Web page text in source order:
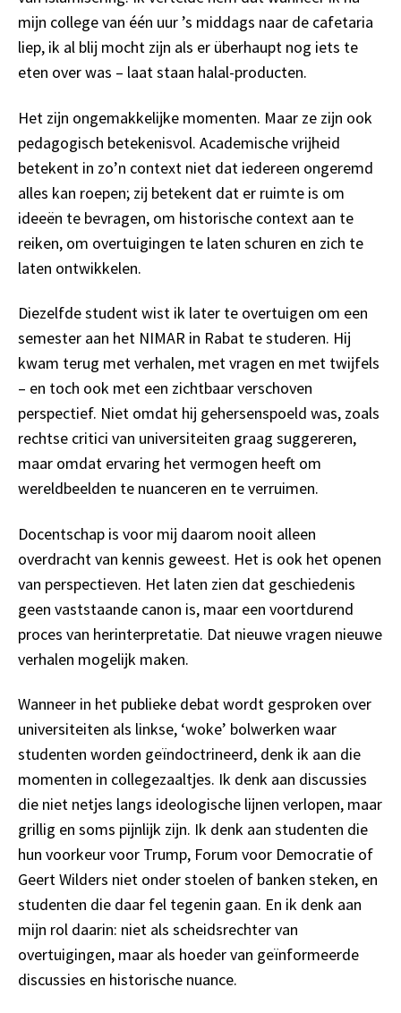
mijn college van één uur ’s middags naar de cafetaria
liep, ik al blij mocht zijn als er überhaupt nog iets te
eten over was – laat staan halal-producten.
Het zijn ongemakkelijke momenten. Maar ze zijn ook
pedagogisch betekenisvol. Academische vrijheid
betekent in zo’n context niet dat iedereen ongeremd
alles kan roepen; zij betekent dat er ruimte is om
ideeën te bevragen, om historische context aan te
reiken, om overtuigingen te laten schuren en zich te
laten ontwikkelen.
Diezelfde student wist ik later te overtuigen om een
semester aan het NIMAR in Rabat te studeren. Hij
kwam terug met verhalen, met vragen en met twijfels
– en toch ook met een zichtbaar verschoven
perspectief. Niet omdat hij gehersenspoeld was, zoals
rechtse critici van universiteiten graag suggereren,
maar omdat ervaring het vermogen heeft om
wereldbeelden te nuanceren en te verruimen.
Docentschap is voor mij daarom nooit alleen
overdracht van kennis geweest. Het is ook het openen
van perspectieven. Het laten zien dat geschiedenis
geen vaststaande canon is, maar een voortdurend
proces van herinterpretatie. Dat nieuwe vragen nieuwe
verhalen mogelijk maken.
Wanneer in het publieke debat wordt gesproken over
universiteiten als linkse, ‘woke’ bolwerken waar
studenten worden geïndoctrineerd, denk ik aan die
momenten in collegezaaltjes. Ik denk aan discussies
die niet netjes langs ideologische lijnen verlopen, maar
grillig en soms pijnlijk zijn. Ik denk aan studenten die
hun voorkeur voor Trump, Forum voor Democratie of
Geert Wilders niet onder stoelen of banken steken, en
studenten die daar fel tegenin gaan. En ik denk aan
mijn rol daarin: niet als scheidsrechter van
overtuigingen, maar als hoeder van geïnformeerde
discussies en historische nuance.